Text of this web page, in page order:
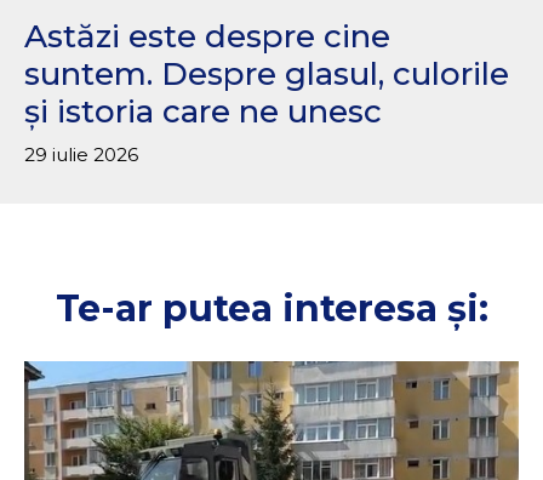
Astăzi este despre cine
suntem. Despre glasul, culorile
și istoria care ne unesc
29 iulie 2026
Te-ar putea interesa și: